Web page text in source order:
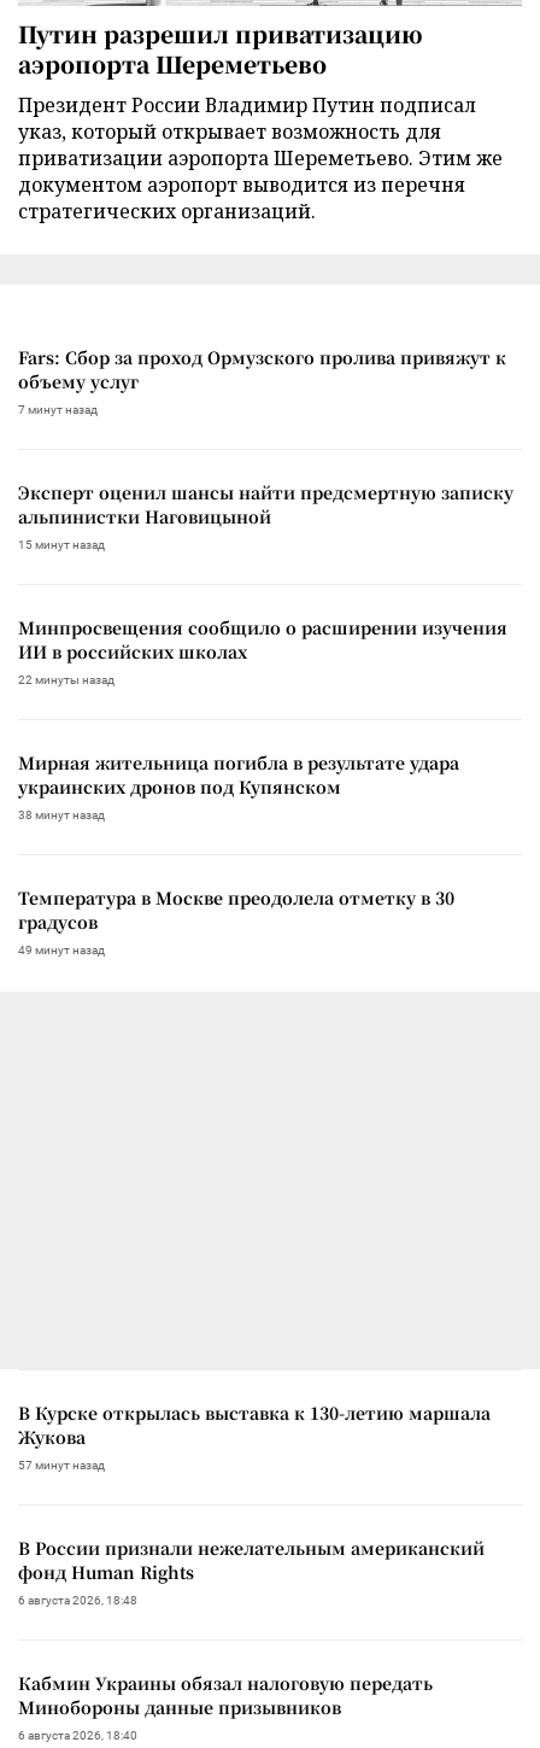
Путин разрешил приватизацию
аэропорта Шереметьево
Президент России Владимир Путин подписал
указ, который открывает возможность для
приватизации аэропорта Шереметьево. Этим же
документом аэропорт выводится из перечня
стратегических организаций.
Fars: Сбор за проход Ормузского пролива привяжут к
объему услуг
7 минут назад
Эксперт оценил шансы найти предсмертную записку
альпинистки Наговицыной
15 минут назад
Минпросвещения сообщило о расширении изучения
ИИ в российских школах
22 минуты назад
Мирная жительница погибла в результате удара
украинских дронов под Купянском
38 минут назад
Температура в Москве преодолела отметку в 30
градусов
49 минут назад
В Курске открылась выставка к 130-летию маршала
Жукова
57 минут назад
В России признали нежелательным американский
фонд Human Rights
6 августа 2026, 18:48
Кабмин Украины обязал налоговую передать
Минобороны данные призывников
6 августа 2026, 18:40